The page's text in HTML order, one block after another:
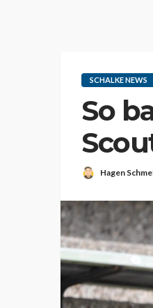
SCHALKE NEWS
So
Hagen